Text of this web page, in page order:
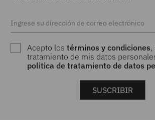
Acepto lostérminos y condiciones,
tratamiento de mis datos
politica de tratamiento de datos
SUSCRIBIR